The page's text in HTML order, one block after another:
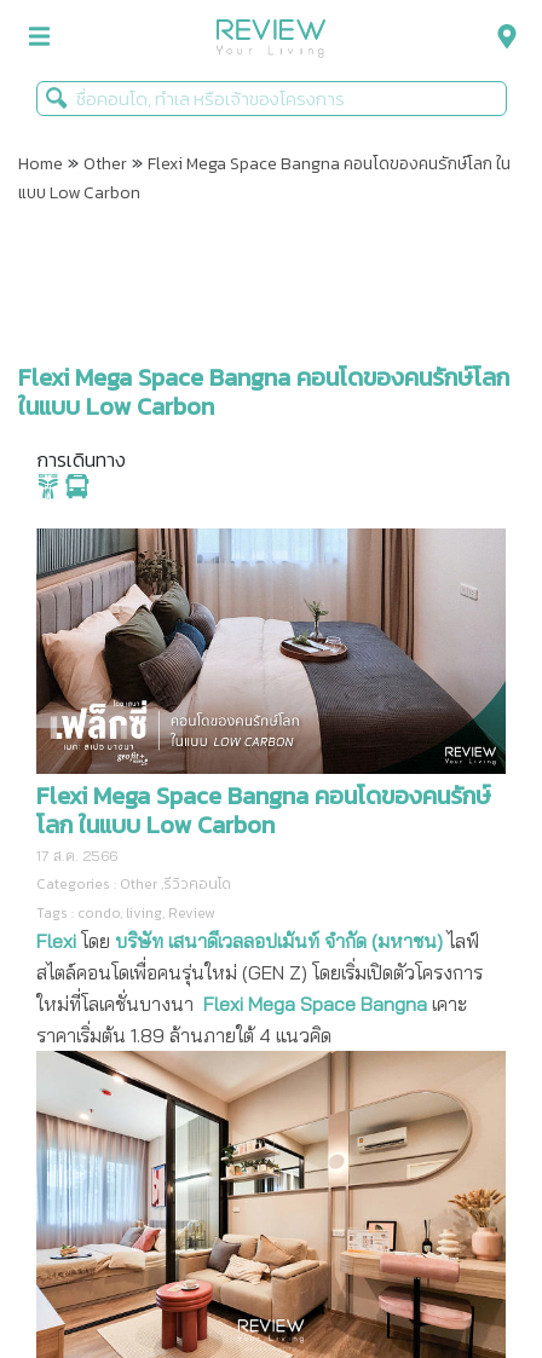
รีวิวคอนโด
Infographic
ข่าวโปรโมชั่น
Home »Other»Flexi Mega Space Bangna คอนโดของคนรักษ์โลก ใน
แบบ Low Carbon
Flexi Mega Space Bangna คอนโดของคนรักษ์โลก
ในแบบ Low Carbon
การเดินทาง
Flexi Mega Space Bangna คอนโดของคนรักษ์
โลก ในแบบ Low Carbon
17 ส.ค. 2566
Categories : Other ,รีวิวคอนโด
Tags : condo, living, Review
Flexi โดย บริษัท เสนาดีเวลลอปเม้นท์ จำกัด (มหาชน)ไลฟ์
สไตล์คอนโดเพื่อคนรุ่นใหม่ (GEN Z) โดยเริ่มเปิดตัวโครงการ
ใหม่ที่โลเคชั่นบางนา Flexi Mega Space Bangna เคาะ
ราคาเริ่มต้น 1.89 ล้านภายใต้ 4 แนวคิด